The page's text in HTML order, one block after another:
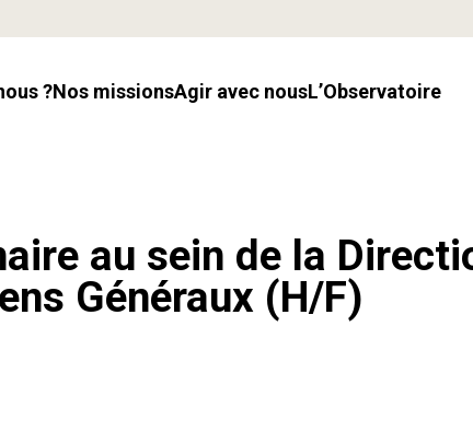
? Nos missions Agir avec nous l’Observatoire
au sein de la
Généraux (H/F)